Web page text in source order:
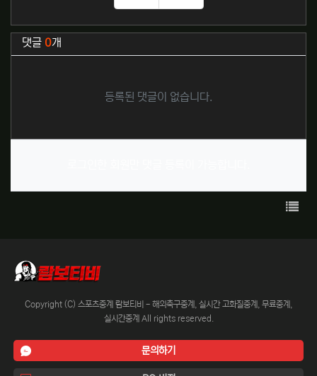
추천
비추천
관련자료
댓글 0개
등록된 댓글이 없습니다.
목록
Copyright (C) 스포츠중계 람보티비 - 해외축구중계, 실시간 고화질중계, 무료중계,
실시간중계 All rights reserved.
문의하기